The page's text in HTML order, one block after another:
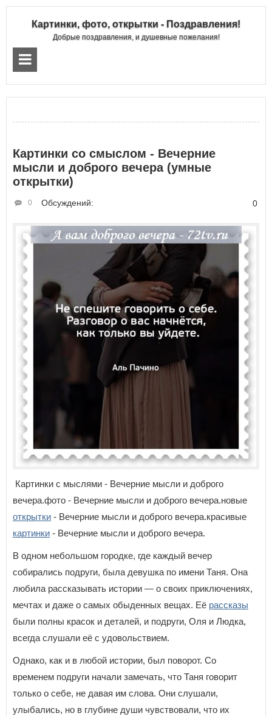
Картинки, фото, открытки - Поздравления!
Добрые поздравления, и душевные пожелания!
Картинки со смыслом - Вечерние
мысли и доброго вечера (умные
открытки)
Обсуждений:
0 0
Картинки с мыслями - Вечерние мысли и доброго
вечера.фото - Вечерние мысли и доброго вечера.новые
открытки - Вечерние мысли и доброго вечера.красивые
картинки - Вечерние мысли и доброго вечера.
В одном небольшом городке, где каждый вечер
собирались подруги, была девушка по имени Таня. Она
любила рассказывать истории — о своих приключениях,
мечтах и даже о самых обыденных вещах. Её рассказы
были полны красок и деталей, и подруги, Оля и Людка,
всегда слушали её с удовольствием.
Однако, как и в любой истории, был поворот. Со
временем подруги начали замечать, что Таня говорит
только о себе, не давая им слова. Они слушали,
улыбались, но в глубине души чувствовали, что их